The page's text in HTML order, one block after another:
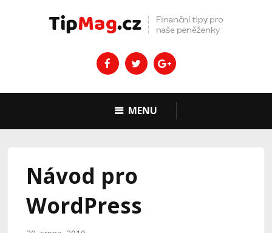
MENU
Návod pro
WordPress